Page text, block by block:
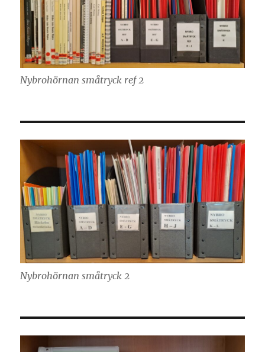
Nybrohörnan småtryck ref 2
Nybrohörnan småtryck 2